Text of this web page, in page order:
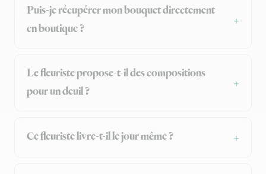
Puis-je récupérer mon bouquet directement
en boutique ?
Le fleuriste propose-t-il des compositions
pour un deuil ?
Ce fleuriste livre-t-il le jour même ?